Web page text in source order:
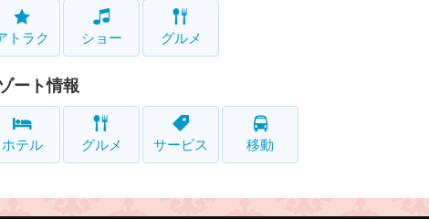
トラク ショー グルメ
ート情報
ホテル グルメ サービス 移動